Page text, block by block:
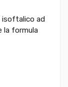
isoftalico ad
la formula